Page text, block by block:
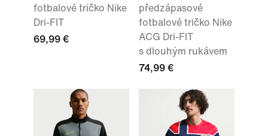
fotbalové tričko Nike
Dri-FIT
69,99 €
předzápasové
fotbalové tričko Nike
ACG Dri-FIT
s dlouhým rukávem
74,99 €